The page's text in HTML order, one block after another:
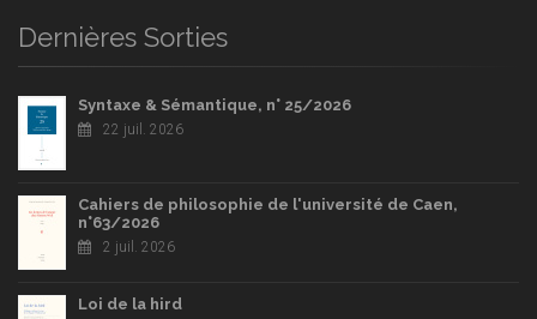
Dernières Sorties
Syntaxe & Sémantique, n° 25/2026
22 juil. 2026
Cahiers de philosophie de l'université de Caen,
n°63/2026
2 juil. 2026
Loi de la hird